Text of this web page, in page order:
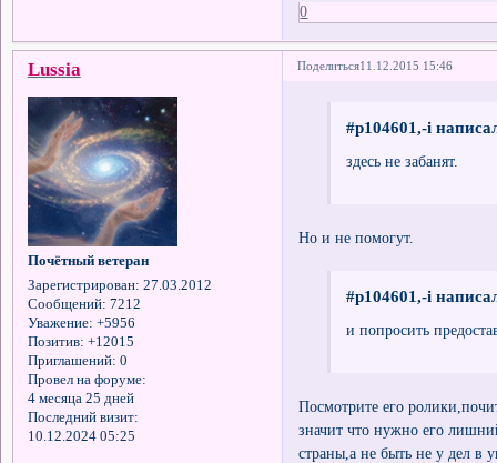
0
Поделиться11.12.2015 15:46
Lussia
Почётный ветеран
Зарегистрирован: 27.03.2012
Сообщений: 7212
Уважение: +5956
Позитив: +12015
Приглашений: 0
Провел на форуме:
4 месяца 25 дней
Последний визит:
10.12.2024 05:25
#p104601,-i
здесь не забанят.
Но и не помогут.
#p104601,-i
и попросить
Посмотрите его
значит что нужно его
страны,а не быть не у дел в